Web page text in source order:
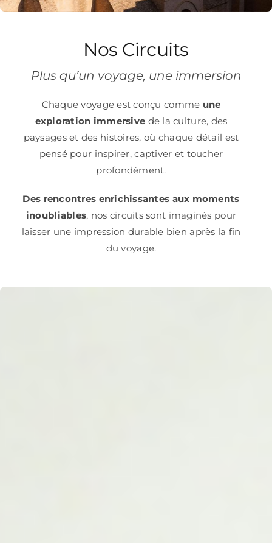
Nos Circuits
Plus qu’un voyage, une immersion
Chaque voyage est conçu comme une
exploration immersive de la culture, des
paysages et des histoires, où chaque détail est
pensé pour inspirer, captiver et toucher
profondément.
Des rencontres enrichissantes aux moments
inoubliables, nos circuits sont imaginés pour
laisser une impression durable bien après la fin
du voyage.